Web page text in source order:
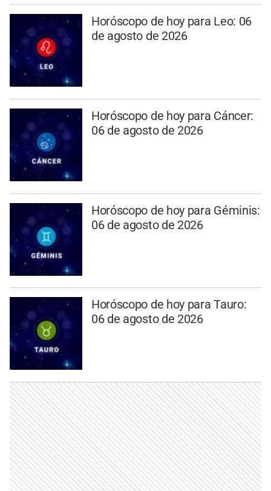
Horóscopo de hoy para Leo: 06
de agosto de 2026
Horóscopo de hoy para Cáncer:
06 de agosto de 2026
Horóscopo de hoy para Géminis:
06 de agosto de 2026
Horóscopo de hoy para Tauro:
06 de agosto de 2026